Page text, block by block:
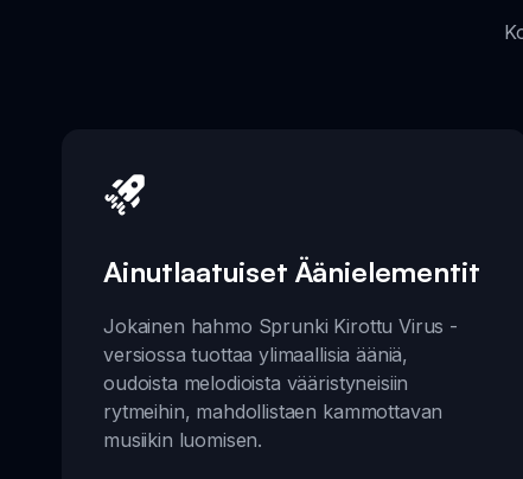
Ainutlaatuiset Äänielementit
Jokainen hahmo Sprunki Kirottu Virus -
versiossa tuottaa ylimaallisia ääniä,
oudoista melodioista vääristyneisiin
rytmeihin, mahdollistaen kammottavan
musiikin luomisen.